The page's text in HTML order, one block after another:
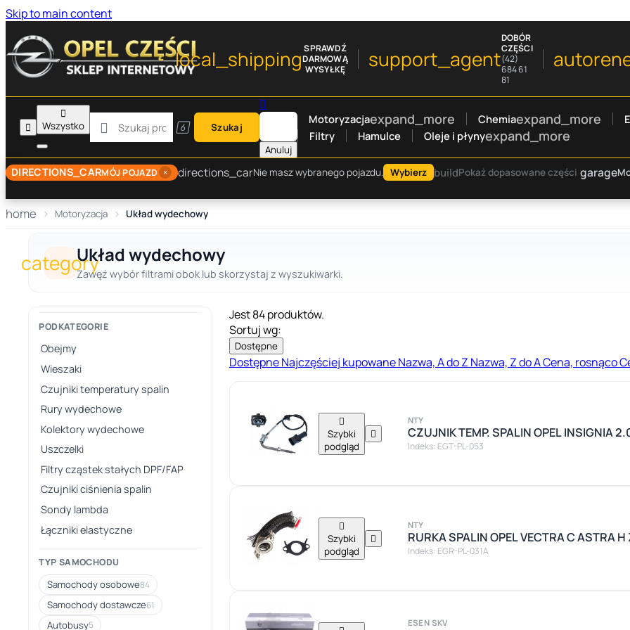
Skip to main content
local_shippingSPRAWDŹ
DARMOWĄ
WYSYŁKĘ
support_agent
DOBÓR
CZĘŚCI
(42)
684 61
81


Wszystko
  Szukaj

Anuluj
Motoryzacjaexpand_more Chemiaexpand_more
Filtry Hamulce Oleje i płynyexpand_more
DIRECTIONS_CARMÓJ POJAZD × directions_carNie masz wybranego pojazdu. Wybierz buildPokaż dopasowane części garage
home Motoryzacja Układ wydechowy
categoryUkład wydechowy
Zawęź wybór filtrami obok lub skorzystaj z wyszukiwarki.
PODKATEGORIE
Obejmy
Wieszaki
Czujniki temperatury spalin
Rury wydechowe
Kolektory wydechowe
Uszczelki
Filtry cząstek stałych DPF/FAP
Czujniki ciśnienia spalin
Sondy lambda
Łączniki elastyczne
TYP SAMOCHODU
Samochody osobowe84
Samochody dostawcze61
Autobusy5
Jest 84 produktów.
Sortuj wg:
Dostępne
DostępneNajczęściej kupowaneNazwa, A do Z Nazwa, Z do ACena, rosnąco

Szybki
podgląd

NTY
CZUJNIK TEMP. SPALIN OPEL INSIGNIA
Indeks: EGT-PL-053

Szybki
podgląd

NTY
RURKA SPALIN OPEL VECTRA C ASTRA H
Indeks: EGR-PL-031A
ESEN SKV